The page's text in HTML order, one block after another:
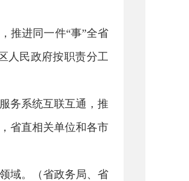
推进同一件“事”全省
人民政府按职责分工
务系统互联互通，推
省直相关单位和各市
域。（省政务局、省